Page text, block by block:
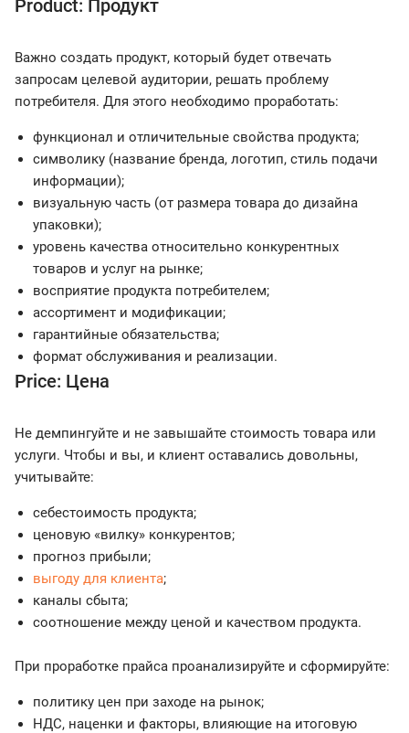
Product: Продукт
Важно создать продукт, который будет отвечать
запросам целевой аудитории, решать проблему
потребителя. Для этого необходимо проработать:
функционал и отличительные свойства продукта;
символику (название бренда, логотип, стиль подачи
информации);
визуальную часть (от размера товара до дизайна
упаковки);
уровень качества относительно конкурентных
товаров и услуг на рынке;
восприятие продукта потребителем;
ассортимент и модификации;
гарантийные обязательства;
формат обслуживания и реализации.
Price: Цена
Не демпингуйте и не завышайте стоимость товара или
услуги. Чтобы и вы, и клиент оставались довольны,
учитывайте:
себестоимость продукта;
ценовую «вилку» конкурентов;
прогноз прибыли;
выгоду для клиента;
каналы сбыта;
соотношение между ценой и качеством продукта.
При проработке прайса проанализируйте и сформируйте:
политику цен при заходе на рынок;
НДС, наценки и факторы, влияющие на итоговую